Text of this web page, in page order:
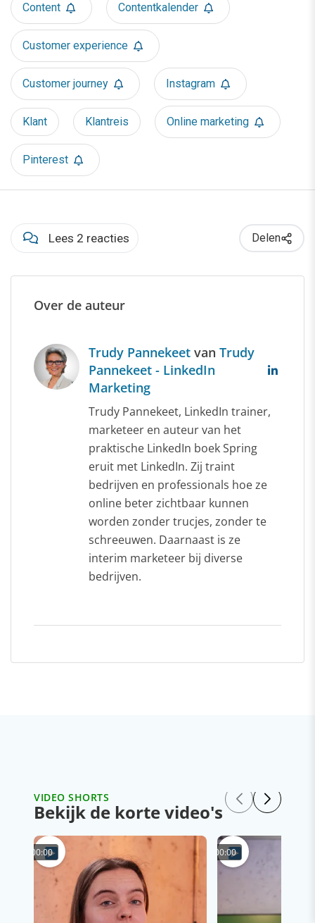
Content Contentkalender
Customer experience
Customer journey Instagram
Klant Klantreis Online marketing
Pinterest
Lees 2 reacties Delen
Over de auteur
Trudy Pannekeet van Trudy
Pannekeet - LinkedIn
Marketing
Trudy Pannekeet, LinkedIn trainer,
marketeer en auteur van het
praktische LinkedIn boek Spring
eruit met LinkedIn. Zij traint
bedrijven en professionals hoe ze
online beter zichtbaar kunnen
worden zonder trucjes, zonder te
schreeuwen. Daarnaast is ze
interim marketeer bij diverse
bedrijven.
VIDEO SHORTS
Bekijk de korte video's
00:00 00:00